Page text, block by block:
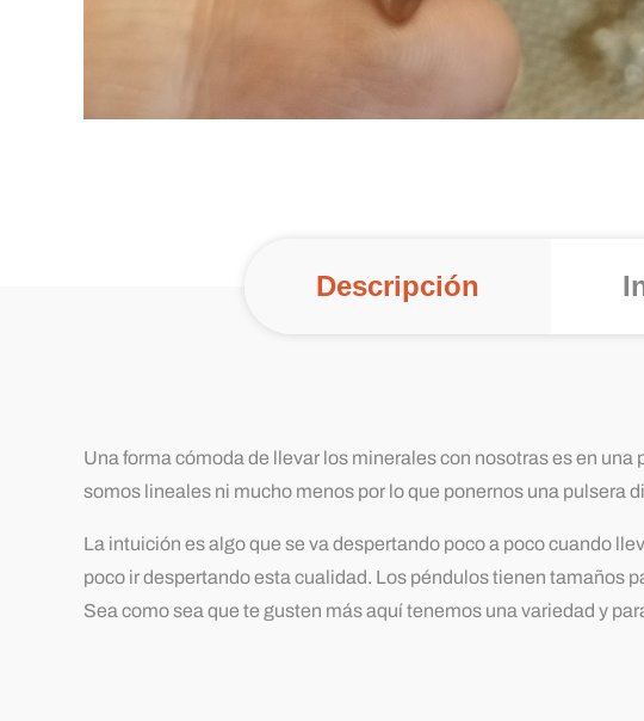
Descripción
Una forma cómoda de llevar los minerales con nosotras es en
somos lineales ni mucho menos por lo que ponernos una pulsera
La intuición es algo que se va despertando poco a poco cuando
poco ir despertando esta cualidad. Los péndulos tienen tamaños
Sea como sea que te gusten más aquí tenemos una variedad y